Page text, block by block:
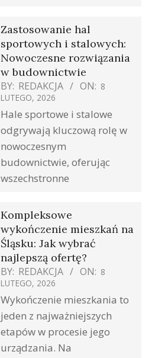
Zastosowanie hal
sportowych i stalowych:
Nowoczesne rozwiązania
w budownictwie
BY: REDAKCJA ON: 8
LUTEGO, 2026
Hale sportowe i stalowe
odgrywają kluczową rolę w
nowoczesnym
budownictwie, oferując
wszechstronne
Kompleksowe
wykończenie mieszkań na
Śląsku: Jak wybrać
najlepszą ofertę?
BY: REDAKCJA ON: 8
LUTEGO, 2026
Wykończenie mieszkania to
jeden z najważniejszych
etapów w procesie jego
urządzania. Na